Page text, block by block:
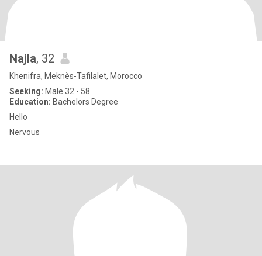
Najla, 32
Khenifra, Meknès-Tafilalet, Morocco
Seeking: Male 32 - 58
Education: Bachelors Degree
Hello
Nervous